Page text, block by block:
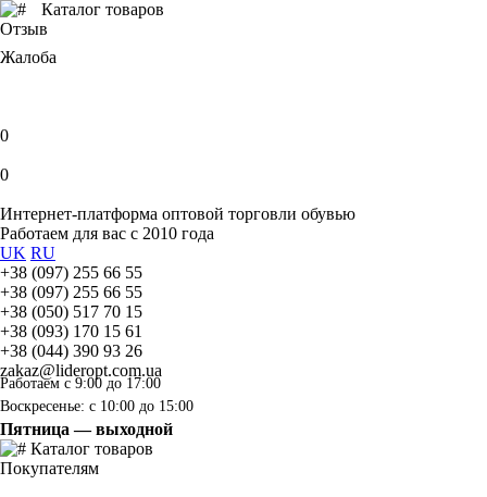
Каталог товаров
Отзыв
Жалоба
0
0
Интернет-платформа оптовой торговли обувью
Работаем для вас с 2010 года
UK RU
+38 (097) 255 66 55
+38 (097) 255 66 55
+38 (050) 517 70 15
+38 (093) 170 15 61
+38 (044) 390 93 26
zakaz@lideropt.com.ua
Работаем с 9:00 до 17:00
Воскресенье: с 10:00 до 15:00
Пятница — выходной
Каталог товаров
Покупателям